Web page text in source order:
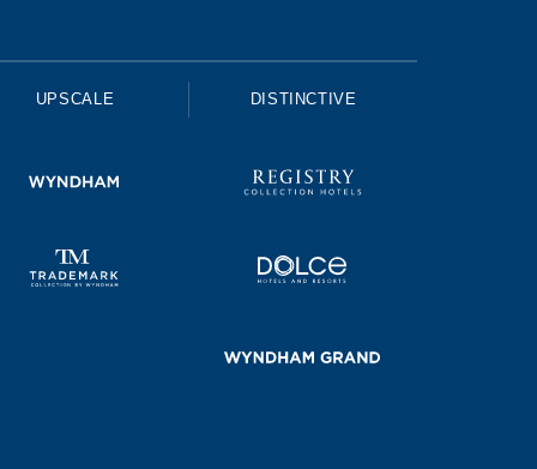
UPSCALE DISTINCTIVE